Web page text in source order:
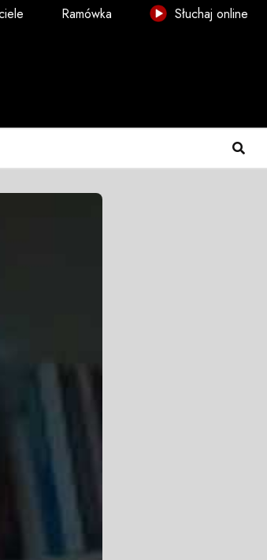
Ramówka Słuchaj online